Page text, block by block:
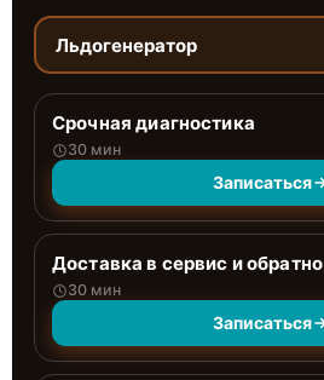
Льдогенератор
Срочная диагностика
30 мин
Записаться
Доставка в сервис и обратно
30 мин
Записаться